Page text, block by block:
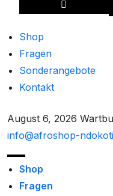
Shop
Fragen
Sonderangebote
Kontakt
August 6, 2026
info@afroshop-
Shop
Fragen